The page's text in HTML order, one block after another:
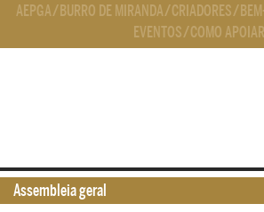
AEPGA/ BURRO DE MIRANDA/CRIADORES/
EVENTOS/COMO APOIAR
Assembleia geral